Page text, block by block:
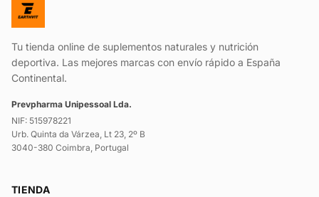
Tu tienda online de suplementos naturales y nutrición
deportiva. Las mejores marcas con envío rápido a España
Continental.
Prevpharma Unipessoal Lda.
NIF: 515978221
Urb. Quinta da Várzea, Lt 23, 2º B
3040-380 Coimbra, Portugal
TIENDA